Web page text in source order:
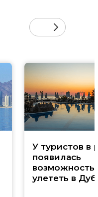
У туристов в
появилась
улететь в